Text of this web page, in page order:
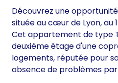
Découvrez une
située au cœur de Lyon, au
Cet appartement de type
deuxième étage d'une
logements, réputée pour
absence de problèmes